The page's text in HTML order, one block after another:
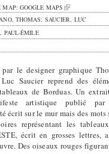
MAP: GOOGLE MAPS
THOMAS; SAUCIER, LUC
PAUL-ÉMILE
le designer graphique
Saucier reprend des
de Borduas. Un
artistique publié
écrit sur le mur mais des mots
représentant les
écrit en grosses lettres,
Des oiseaux rouges